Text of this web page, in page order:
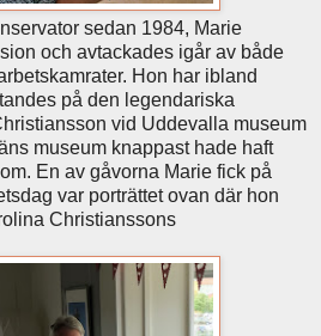
sedan 1984, Marie
och avtackades igår av både
Hon har ibland
på den legendariska
vid Uddevalla museum
museum knappast hade haft
En av gåvorna Marie fick på
var porträttet ovan där hon
Christianssons